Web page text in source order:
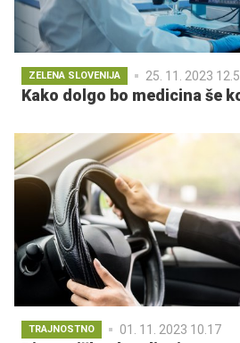
ZELENA SLOVENIJA 25. 11. 2023
Kako dolgo bo medicina še
TRAJNOSTNO 01. 11. 2023 10.17